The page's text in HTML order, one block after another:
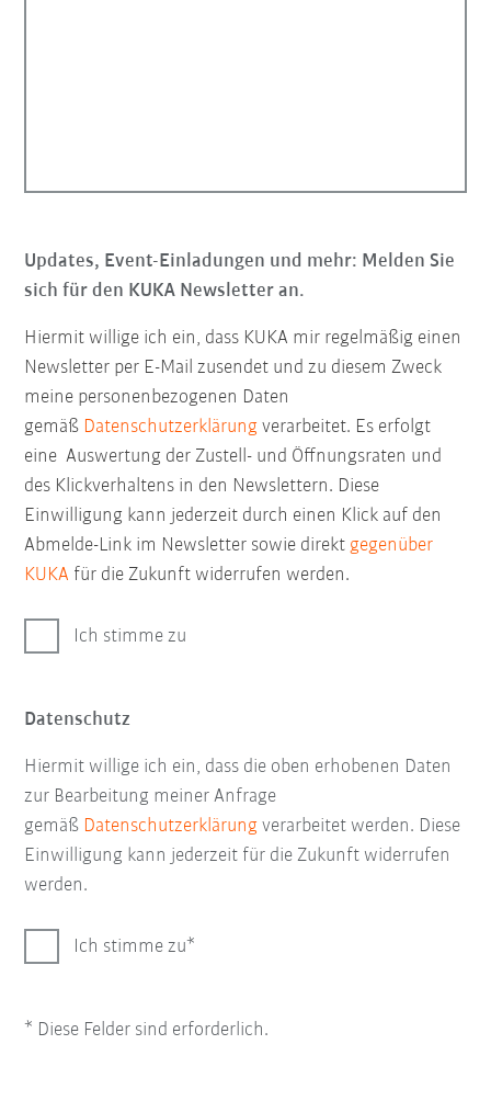
Updates, Event-Einladungen und mehr: Melden Sie
sich für den KUKA Newsletter an.
Hiermit willige ich ein, dass KUKA mir regelmäßig einen
Newsletter per E-Mail zusendet und zu diesem Zweck
meine personenbezogenen Daten
gemäß Datenschutzerklärung verarbeitet. Es erfolgt
eine Auswertung der Zustell- und Öffnungsraten und
des Klickverhaltens in den Newslettern. Diese
Einwilligung kann jederzeit durch einen Klick auf den
Abmelde-Link im Newsletter sowie direktgegenüber
KUKA für die Zukunft widerrufen werden.
Ich stimme zu
Datenschutz
Hiermit willige ich ein, dass die oben erhobenen Daten
zur Bearbeitung meiner Anfrage
gemäß Datenschutzerklärung verarbeitet werden. Diese
Einwilligung kann jederzeit für die Zukunft widerrufen
werden.
Ich stimme zu
* Diese Felder sind erforderlich.